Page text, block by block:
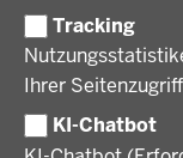
Tracking
Ihrer
KI-Chatbot
Stellenangebote
Ausbildung
Volljurist:in
Praktikum
Stellenangebote im
VERFAHREN
Amtsblatt
PRESSE